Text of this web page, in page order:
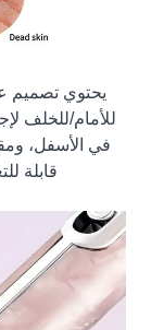
يحتوي تصميم
للأمام/للخلف
في الأسفل،
قابلة